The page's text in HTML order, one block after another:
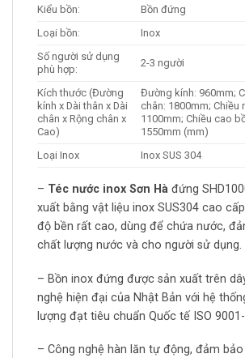
Kiểu bồn:
Bồn đứng
Loại bồn:
Inox
Số người sử dụng
phù hợp:
2-3 người
Kích thước (Đường
kính x Dài thân x Dài
chân x Rộng chân x
Cao)
Đường kính: 960mm;
chân: 1800mm; Chiều
1100mm; Chiều cao
1550mm (mm)
Loại Inox
Inox SUS 304
– Téc nước inox Sơn Hà đứng
xuất bằng vật liệu inox SUS304 cao
độ bền rất cao, dùng để chứa nước,
chất lượng nước và cho người sử dụng.
– Bồn inox đứng được sản xuất trên
nghệ hiện đại của Nhật Bản với hệ
lượng đạt tiêu chuẩn Quốc tế ISO
– Công nghệ hàn lăn tự động, đảm